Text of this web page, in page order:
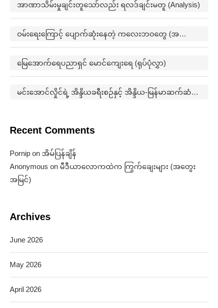
အာဏာသိမ်းမှုချင်းတူသော်လည်း ရလဒ်ချင်းမတူ (Analysis)
ဝမ်းရေးကြောင့် ပျောက်ဆုံးနေတဲ့ ကလေးဘဝတွေ (အတွေးအမြင်)
မြေအောက်ရေပညာရှင် မောင်ကျေးရေ (ရုပ်ပုံလွှာ)
မင်းအောင်လှိုင်ရဲ့ အိန္ဒိယခရီးစဉ်နှင့် အိန္ဒိယ-မြန်မာဆက်ဆံရေးနောက်ကွယ်က မဟာဗျူဟာ (အတွေးအမြင်)
Recent Comments
Pornip on အိမ်ပြန်ချိန်
Anonymous on မီဒီယာလောကထဲက ကြွက်ချေးများ (အတွေး
အမြင်)
Archives
June 2026
May 2026
April 2026